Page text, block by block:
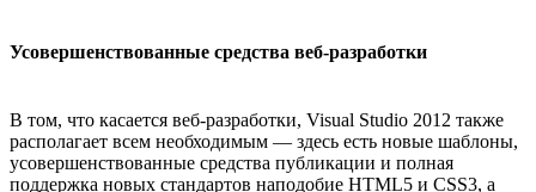
Усовершенствованные средства веб-разработки
В том, что касается веб-разработки, Visual Studio 2012 также
располагает всем необходимым — здесь есть новые шаблоны,
усовершенствованные средства публикации и полная
поддержка новых стандартов наподобие HTML5 и CSS3, а